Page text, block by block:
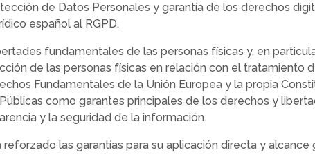
de Datos Personales y garantía de los derechos
español al RGPD.
fundamentales de las personas físicas y, en
de las personas físicas en relación con el tratamiento
Fundamentales de la Unión Europea y la propia
como garantes principales de los derechos y
y la seguridad de la información.
las garantías para su aplicación directa y alcance